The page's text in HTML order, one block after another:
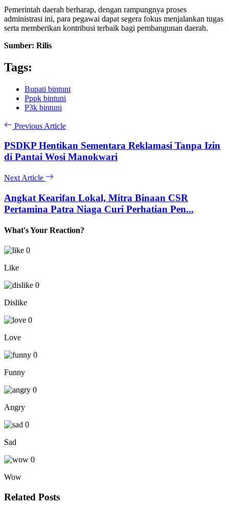
Pemerintah daerah berharap, dengan rampungnya proses
administrasi ini, para pegawai dapat segera fokus menjalankan tugas
serta memberikan kontribusi terbaik bagi pembangunan daerah.
Sumber: Rilis
Tags:
Bupati bintuni
Pppk bintuni
P3k bintuni
Previous Article
PSDKP Hentikan Sementara Reklamasi Tanpa Izin
di Pantai Wosi Manokwari
Next Article
Angkat Kearifan Lokal, Mitra Binaan CSR
Pertamina Patra Niaga Curi Perhatian Pen...
What's Your Reaction?
0
Like
0
Dislike
0
Love
0
Funny
0
Angry
0
Sad
0
Wow
Related Posts